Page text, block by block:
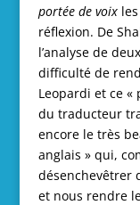
portée de voix
réflexion. De
l’analyse de
difficulté de
Leopardi et ce «
du traducteur
encore le très
anglais » qui,
désenchevêtrer
et nous rendre